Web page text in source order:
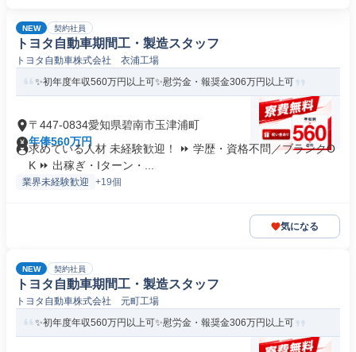
NEW 契約社員
トヨタ自動車期間工・製造スタッフ
トヨタ自動車株式会社 衣浦工場
✨初年度年収560万円以上可✨慰労金・報奨金306万円以上可
〒447-0834愛知県碧南市玉津浦町
年俸560万円
求めている人材 未経験歓迎！ ⏩ 学歴・資格不問／ブランクO
K ⏩ 出稼ぎ・Iターン・...
業界未経験歓迎 +19個
気になる
NEW 契約社員
トヨタ自動車期間工・製造スタッフ
トヨタ自動車株式会社 元町工場
✨初年度年収560万円以上可✨慰労金・報奨金306万円以上可